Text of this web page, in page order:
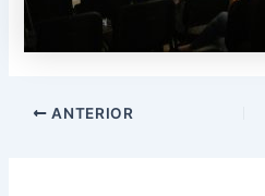
ANTERIOR